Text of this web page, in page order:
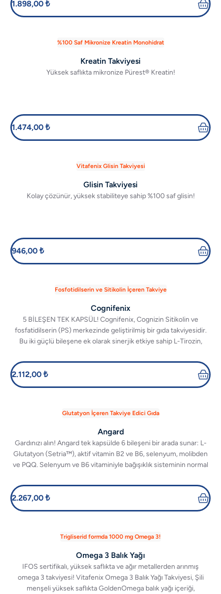
1.898,00 ₺
%100 Saf Mikronize Kreatin Monohidrat
Kreatin Takviyesi
Yüksek saflıkta mikronize Pürest® Kreatin!
1.474,00 ₺
Vitafenix Glisin Takviyesi
Glisin Takviyesi
Kolay çözünür, yüksek stabiliteye sahip %100 saf glisin!
946,00 ₺
Fosfotidilserin ve Sitikolin İçeren Takviye
Cognifenix
5 BİLEŞEN TEK KAPSÜL! Cognifenix, Cognizin Sitikolin ve
fosfatidilserin (PS) merkezinde geliştirilmiş bir gıda takviyesidir.
Bu iki güçlü bileşene ek olarak sinerjik etkiye sahip L-Tirozin,
2.112,00 ₺
Glutatyon İçeren Takviye Edici Gıda
Angard
Gardınızı alın! Angard tek kapsülde 6 bileşeni bir arada sunar: L-
Glutatyon (Setria™), aktif vitamin B2 ve B6, selenyum, molibden
ve PQQ. Selenyum ve B6 vitaminiyle bağışıklık sisteminin normal
2.267,00 ₺
Trigliserid formda 1000 mg Omega 3!
Omega 3 Balık Yağı
IFOS sertifikalı, yüksek saflıkta ve ağır metallerden arınmış
omega 3 takviyesi! Vitafenix Omega 3 Balık Yağı Takviyesi, Şili
menşeli yüksek saflıkta GoldenOmega balık yağı içeriği,